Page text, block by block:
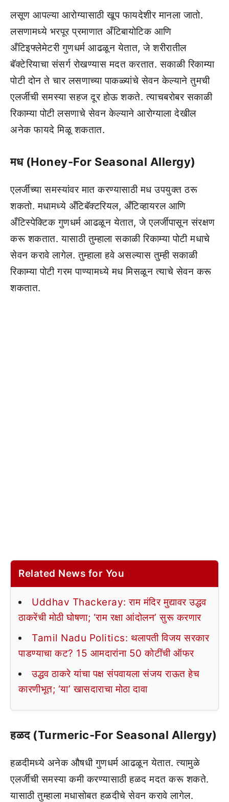
लसूण आपल्या आरोग्यासाठी खूप फायदेशीर मानला जातो.
लसणामध्ये भरपूर प्रमाणात अँटिबायोटिक आणि
अँटिइफ्लेमेटरी गुणधर्म आढळून येतात, जे शरीरातील
बॅक्टेरियाचा संसर्ग रोखण्यास मदत करतात. सकाळी रिकाम्या
पोटी दोन ते चार लसणाच्या पाकळ्यांचे सेवन केल्याने तुमची
एलर्जीची समस्या सहज दूर होऊ शकते. त्याचबरोबर सकाळी
रिकाम्या पोटी लसणाचे सेवन केल्याने आरोग्याला देखील
अनेक फायदे मिळू शकतात.
मध (Honey-For Seasonal Allergy)
एलर्जीच्या समस्यांवर मात करण्यासाठी मध उपयुक्त ठरू
शकतो. मधामध्ये अँटिबॅक्टरियल, अँटिव्हायरल आणि
अँटिस्पेक्टिक गुणधर्म आढळून येतात, जे एलर्जीपासून संरक्षण
करू शकतात. यासाठी तुम्हाला सकाळी रिकाम्या पोटी मधाचे
सेवन करावे लागेल. तुम्हाला हवे असल्यास तुम्ही सकाळी
रिकाम्या पोटी गरम पाण्यामध्ये मध मिसळून त्याचे सेवन करू
शकतात.
Related News for You
Uddhav Thackeray: राम मंदिर मुद्यावर उद्धव
ठाकरेंची मोठी घोषणा; ‘राम रक्षा आंदोलन’ सुरू करणार
Tamil Nadu Politics: थलापती विजय सरकार
पाडण्याचा कट? 15 आमदारांना 50 कोटींची ऑफर
उद्धव ठाकरे यांचा पक्ष संपवायला संजय राऊत हेच
कारणीभूत; ‘या’ खासदाराचा मोठा दावा
हळद (Turmeric-For Seasonal Allergy)
हळदीमध्ये अनेक औषधी गुणधर्म आढळून येतात. त्यामुळे
एलर्जीची समस्या कमी करण्यासाठी हळद मदत करू शकते.
यासाठी तुम्हाला मधासोबत हळदीचे सेवन करावे लागेल.